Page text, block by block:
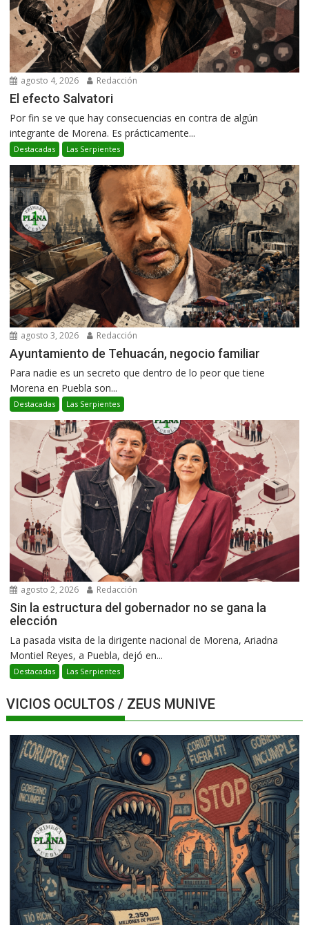
agosto 4, 2026 Redacción
El efecto Salvatori
Por fin se ve que hay consecuencias en contra de algún
integrante de Morena. Es prácticamente...
Destacadas Las Serpientes
agosto 3, 2026 Redacción
Ayuntamiento de Tehuacán, negocio familiar
Para nadie es un secreto que dentro de lo peor que tiene
Morena en Puebla son...
Destacadas Las Serpientes
agosto 2, 2026 Redacción
Sin la estructura del gobernador no se gana la
elección
La pasada visita de la dirigente nacional de Morena, Ariadna
Montiel Reyes, a Puebla, dejó en...
Destacadas Las Serpientes
VICIOS OCULTOS / ZEUS MUNIVE